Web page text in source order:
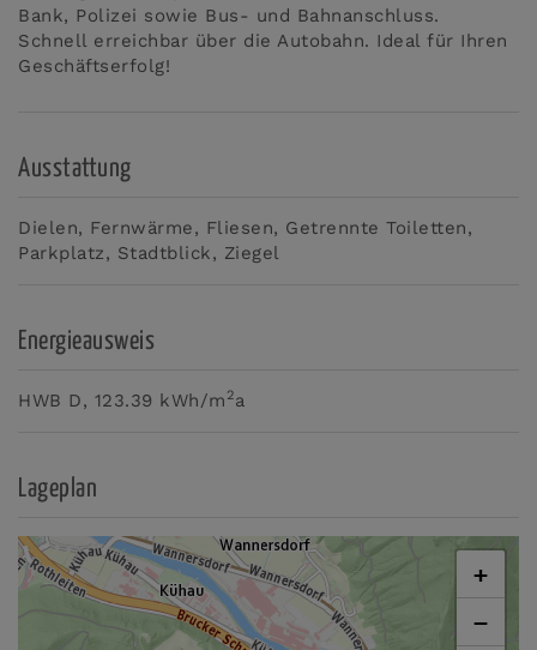
Bank, Polizei sowie Bus- und Bahnanschluss.
Schnell erreichbar über die Autobahn. Ideal für Ihren
Geschäftserfolg!
Ausstattung
Dielen Fernwärme Fliesen
Getrennte Toiletten
Parkplatz
Stadtblick Ziegel
Energieausweis
HWB D, 123.39 kWh/m 2a
Lageplan
+
−